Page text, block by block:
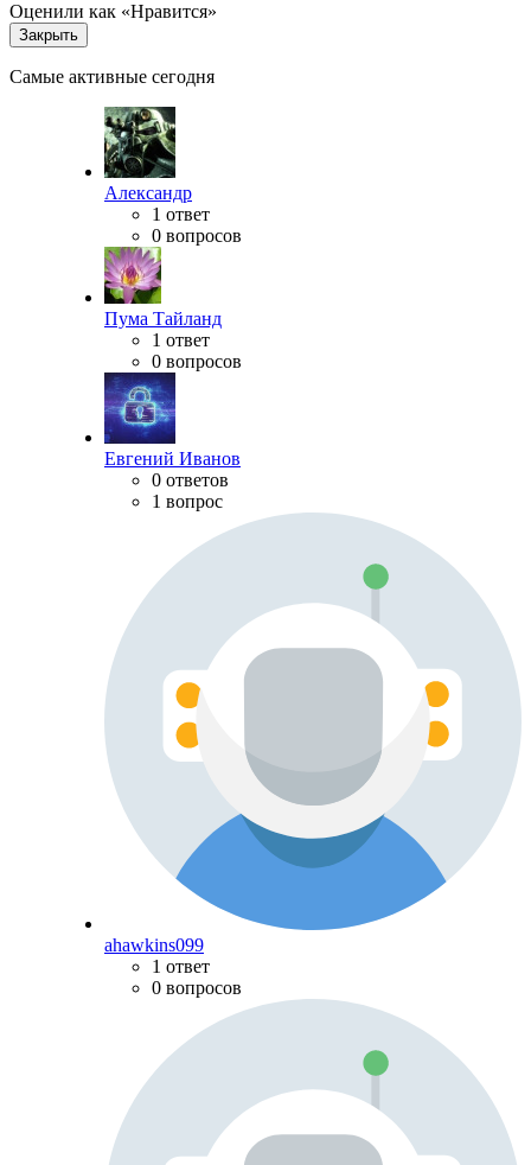
Оценили как «Нравится»
Закрыть
Самые активные сегодня
Александр
1 ответ
0 вопросов
Пума Тайланд
1 ответ
0 вопросов
Евгений Иванов
0 ответов
1 вопрос
ahawkins099
1 ответ
0 вопросов